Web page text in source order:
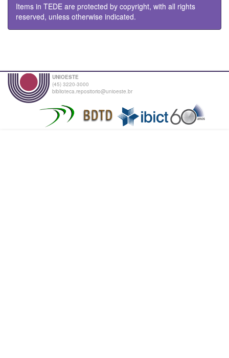
Items in TEDE are protected by copyright, with all rights
reserved, unless otherwise indicated.
UNIOESTE
(45) 3220-3000
biblioteca.repositorio@unioeste.br